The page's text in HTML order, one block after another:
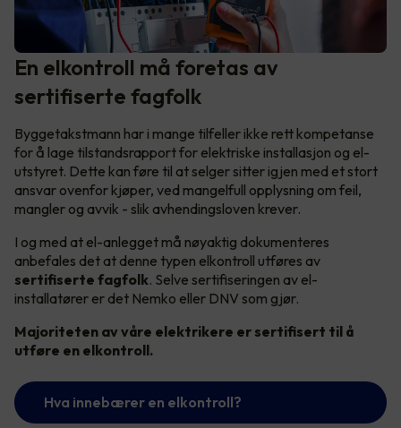
En elkontroll må foretas av
sertifiserte fagfolk
Byggetakstmann har i mange tilfeller ikke rett kompetanse
for å lage tilstandsrapport for elektriske installasjon og el-
utstyret. Dette kan føre til at selger sitter igjen med et stort
ansvar ovenfor kjøper, ved mangelfull opplysning om feil,
mangler og avvik - slik avhendingsloven krever.
I og med at el-anlegget må nøyaktig dokumenteres
anbefales det at denne typen elkontroll utføres av
sertifiserte fagfolk. Selve sertifiseringen av el-
installatører er det Nemko eller DNV som gjør.
Majoriteten av våre elektrikere er sertifisert til å
utføre en elkontroll.
Hva innebærer en elkontroll?